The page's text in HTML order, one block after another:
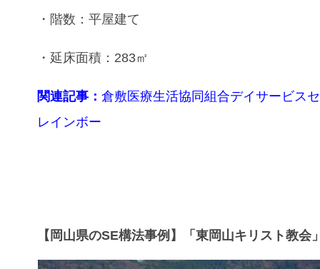
・階数：平屋建て
・延床面積：283㎡
関連記事：倉敷医療生活協同組合デイサービ
レインボー
【岡山県のSE構法事例】「東岡山キリスト教会